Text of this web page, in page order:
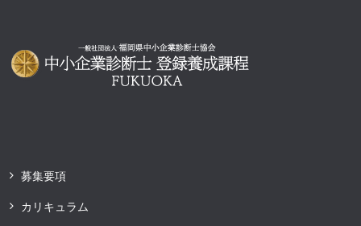
募集要項
カリキュラム